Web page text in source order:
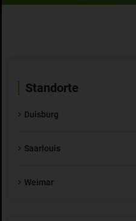
Standorte
Duisburg
Saarlouis
Weimar